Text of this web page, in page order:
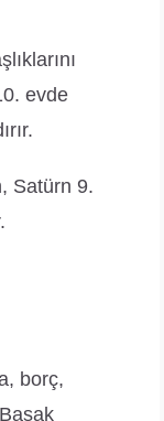
evde
Satürn 9.
borç,